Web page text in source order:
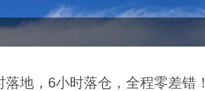
地，6小时落仓，全程零差错！